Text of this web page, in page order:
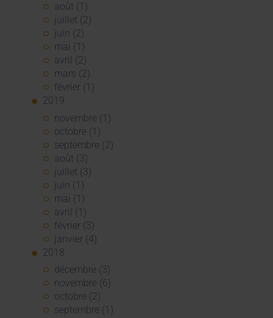
août (1)
juillet (2)
juin (2)
mai (1)
avril (2)
mars (2)
février (1)
2019
novembre (1)
octobre (1)
septembre (2)
août (3)
juillet (3)
juin (1)
mai (1)
avril (1)
février (3)
janvier (4)
2018
décembre (3)
novembre (6)
octobre (2)
septembre (1)